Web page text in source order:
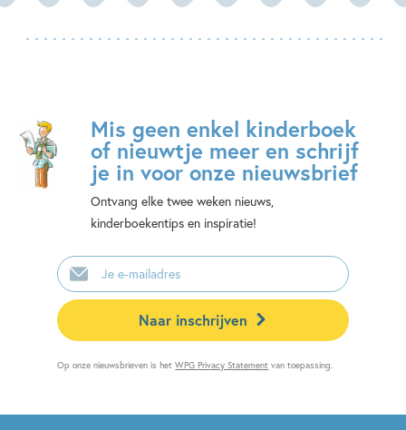
Mis geen enkel kinderboek
of nieuwtje meer en schrijf
je in voor onze nieuwsbrief
Ontvang elke twee weken nieuws,
kinderboekentips en inspiratie!
E-
mailadres
Naar inschrijven
Op onze nieuwsbrieven is hetWPG Privacy Statement van toepassing.